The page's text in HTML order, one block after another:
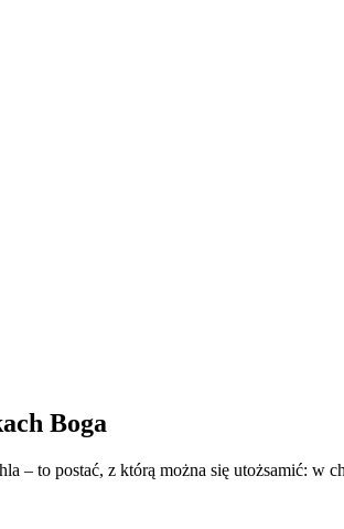
Boga
– to postać, z którą można się utożsamić: